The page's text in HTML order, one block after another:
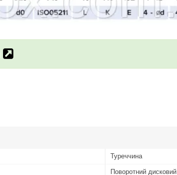
Туреччина
Поворотний дисковий